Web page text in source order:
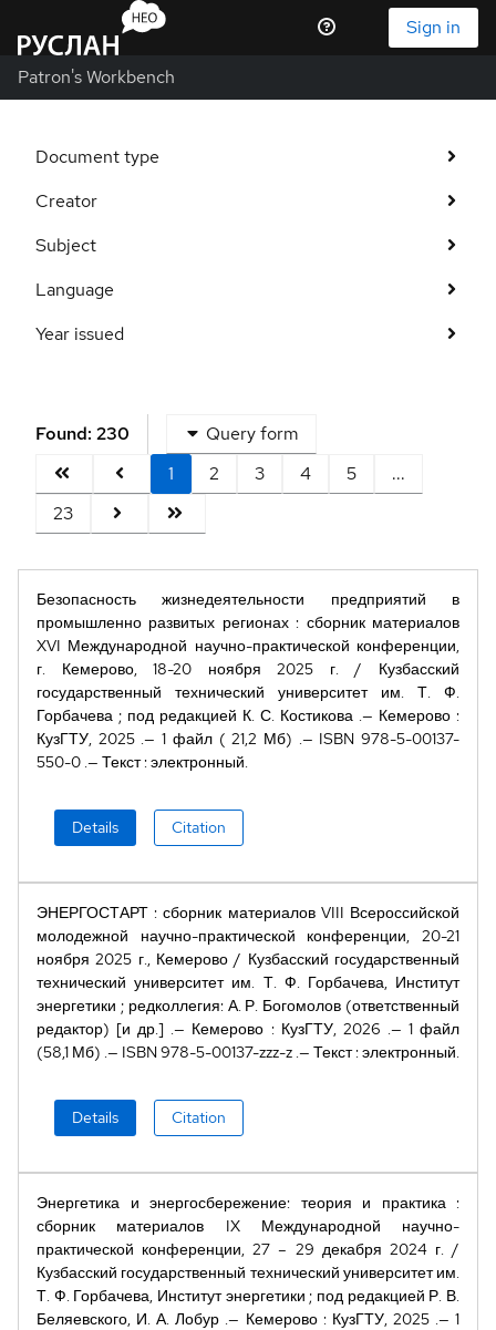
Patron's Workbench
Sign in
Document type
Creator
Subject
Language
Year issued
Found: 230
Query form
1
2 3 4 5
...
23
Безопасность жизнедеятельности предприятий в
промышленно развитых регионах: сборник материалов
XVI Международной научно-практической конференции,
г. Кемерово, 18-20 ноября 2025 г./ Кузбасский
государственный технический университет им. Т. Ф.
Горбачева ; под редакцией К. С. Костикова Кемерово :
КузГТУ, 2025 1 файл ( 21,2 Мб) ISBN978-5-00137-
550-0
Текст:электронный
Details Citation
ЭНЕРГОСТАРТ :сборник материалов VIII Всероссийской
молодежной научно-практической конференции, 20-21
ноября 2025 г., Кемерово / Кузбасский государственный
технический университет им. Т. Ф. Горбачева, Институт
энергетики ; редколлегия: А. Р. Богомолов (ответственный
редактор) [и др.]
Кемерово : КузГТУ, 2026
1 файл
(58,1 Мб)
ISBN978-5-00137-zzz-z Текст:электронный
Details Citation
Энергетика и энергосбережение: теория и практика:
сборник материалов IX Международной научно-
практической конференции, 27 – 29 декабря 2024 г./
Кузбасский государственный технический университет им.
Т. Ф. Горбачева, Институт энергетики ; под редакцией Р. В.
Беляевского, И. А. Лобур
Кемерово: КузГТУ, 2025
1